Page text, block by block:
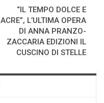
“IL TEMPO DOLCE E
ACRE”, L’ULTIMA OPERA
DI ANNA PRANZO-
ZACCARIA EDIZIONI IL
CUSCINO DI STELLE